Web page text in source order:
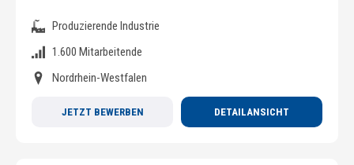
Produzierende Industrie
1.600 Mitarbeitende
Nordrhein-Westfalen
JETZT BEWERBEN DETAILANSICHT